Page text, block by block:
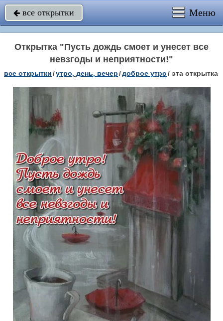
 все открытки Меню
Открытка "Пусть дождь смоет и унесет все
невзгоды и неприятности!"
все открытки/утро, день, вечер/доброе утро/ эта открытка